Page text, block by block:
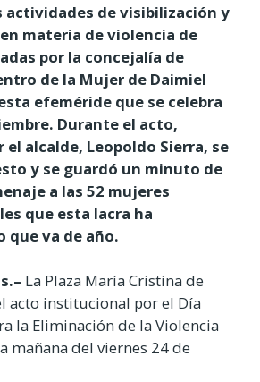
actividades de visibilización y
materia de violencia de
por la concejalía de
de la Mujer de Daimiel
efeméride que se celebra
Durante el acto,
el alcalde, Leopoldo Sierra, se
y se guardó un minuto de
a las 52 mujeres
que esta lacra ha
que va de año.
La Plaza María Cristina de
acto institucional por el Día
la Eliminación de la Violencia
mañana del viernes 24 de